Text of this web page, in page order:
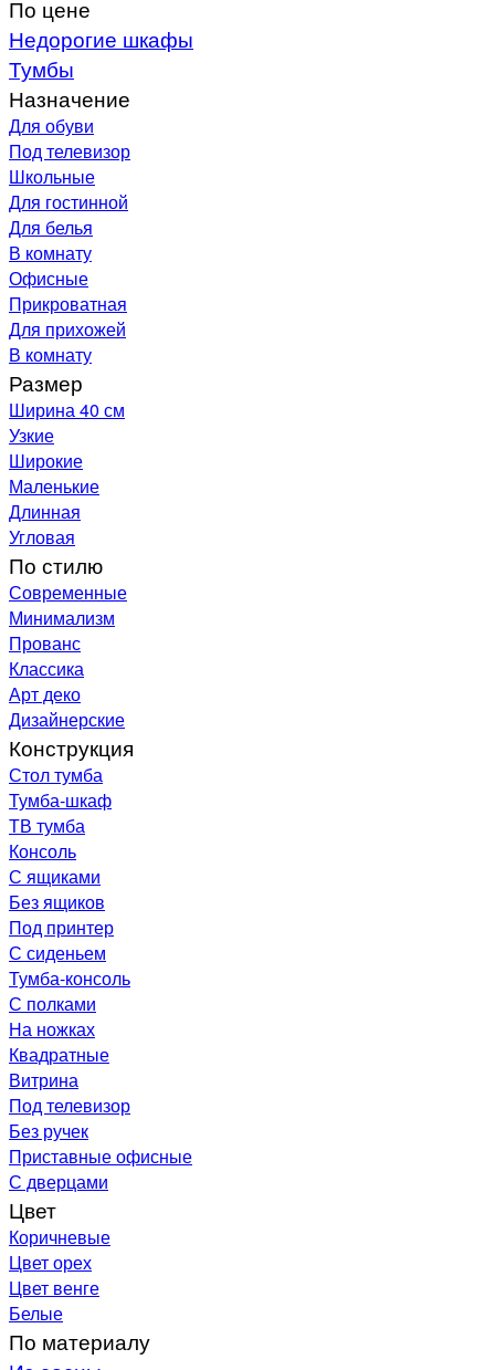
По цене
Недорогие шкафы
Тумбы
Назначение
Для обуви
Под телевизор
Школьные
Для гостинной
Для белья
В комнату
Офисные
Прикроватная
Для прихожей
В комнату
Размер
Ширина 40 см
Узкие
Широкие
Маленькие
Длинная
Угловая
По стилю
Современные
Минимализм
Прованс
Классика
Арт деко
Дизайнерские
Конструкция
Стол тумба
Тумба-шкаф
ТВ тумба
Консоль
С ящиками
Без ящиков
Под принтер
С сиденьем
Тумба-консоль
С полками
На ножках
Квадратные
Витрина
Под телевизор
Без ручек
Приставные офисные
С дверцами
Цвет
Коричневые
Цвет орех
Цвет венге
Белые
По материалу